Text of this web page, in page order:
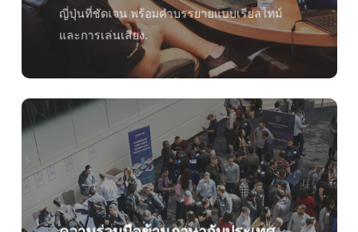
ญี่ปุ่นที่ชัดเจน พร้อมคำบรรยายแบบเรียลไทม์
และการเล่นเสียง.